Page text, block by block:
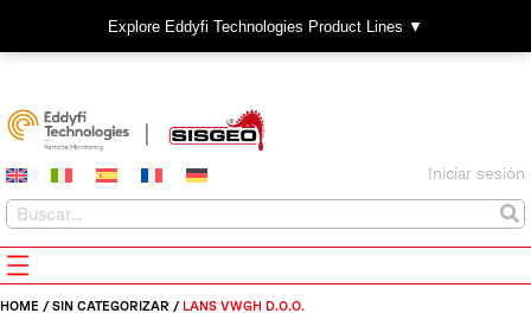
Explore Eddyfi Technologies Product Lines ▼
Iniciar sesión
HOME / SIN CATEGORIZAR / LANS VWGH D.O.O.